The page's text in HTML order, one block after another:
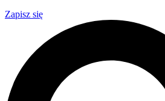
Zapisz się